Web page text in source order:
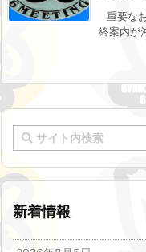
重要な
終案内が
新着情報